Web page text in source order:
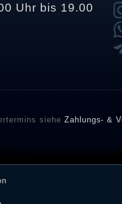
Uhr bis 19.00
siehe Zahlungs- &
SHOPVOTE setzt
könnten von
Bewertungen